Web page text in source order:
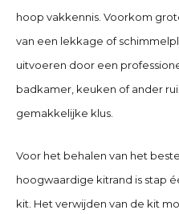
hoop vakkennis. Voorkom
van een lekkage of
uitvoeren door een
badkamer, keuken of ander
gemakkelijke klus.
Voor het behalen van het
hoogwaardige kitrand is stap
kit. Het verwijden van de kit